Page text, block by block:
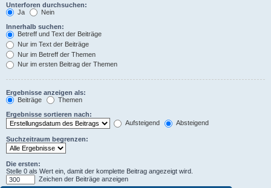
Unterforen durchsuchen:
Ja
Nein
Innerhalb suchen:
Betreff und Text der Beiträge
Nur im Text der Beiträge
Nur im Betreff der Themen
Nur im ersten Beitrag der Themen
Ergebnisse anzeigen als:
Beiträge
Themen
Ergebnisse sortieren nach:
Aufsteigend
Absteigend
Suchzeitraum begrenzen:
Die ersten:
Stelle 0 als Wert ein, damit der komplette Beitrag angezeigt wird.
Zeichen der Beiträge anzeigen